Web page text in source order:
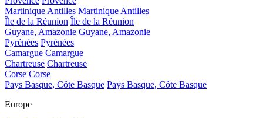
Martinique Antilles Martinique Antilles
Île de la Réunion Île de la Réunion
Guyane, Amazonie Guyane, Amazonie
Pyrénées Pyrénées
Camargue Camargue
Chartreuse Chartreuse
Corse Corse
Pays Basque, Côte Basque Pays Basque, Côte Basque
Europe